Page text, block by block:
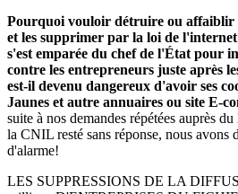
Pourquoi vouloir détruire ou affaiblir
et les supprimer par la loi de
s'est emparée du chef de l'État pour
contre les entrepreneurs juste après
est-il devenu dangereux d'avoir ses
Jaunes et autre annuaires ou site E-
suite à nos demandes répétées auprès
la CNIL resté sans réponse, nous avons
d'alarme!
LES SUPPRESSIONS DE LA